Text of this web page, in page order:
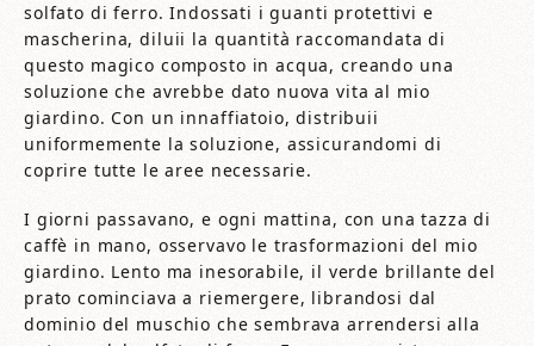
solfato di ferro. Indossati i guanti protettivi e
mascherina, diluii la quantità raccomandata di
questo magico composto in acqua, creando una
soluzione che avrebbe dato nuova vita al mio
giardino. Con un innaffiatoio, distribuii
uniformemente la soluzione, assicurandomi di
coprire tutte le aree necessarie.
I giorni passavano, e ogni mattina, con una tazza di
caffè in mano, osservavo le trasformazioni del mio
giardino. Lento ma inesorabile, il verde brillante del
prato cominciava a riemergere, librandosi dal
dominio del muschio che sembrava arrendersi alla